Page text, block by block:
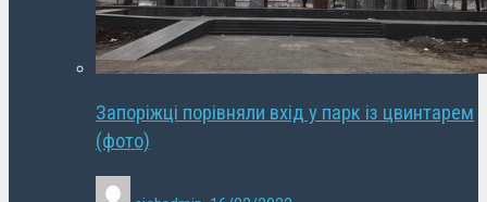
Запоріжці порівняли вхід у парк із цвинтарем
(фото)